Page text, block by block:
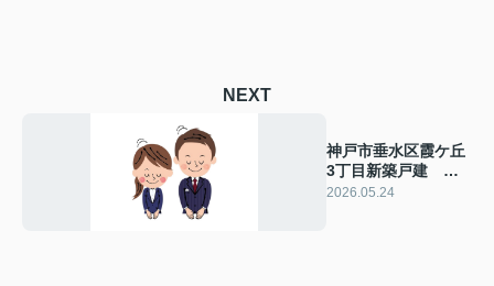
NEXT
神戸市垂水区霞ケ丘
3丁目新築戸建 成
約致しました！
2026.05.24